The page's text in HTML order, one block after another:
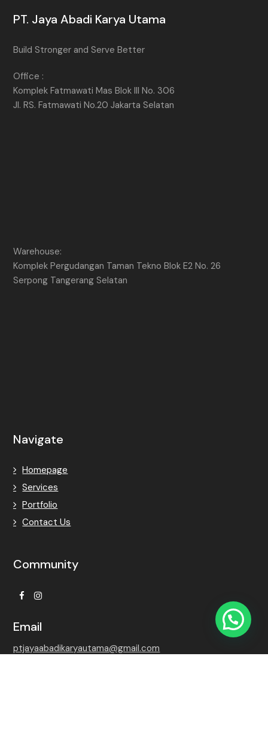
PT. Jaya Abadi Karya Utama
Build Stronger and Serve Better
Office :
Komplek Fatmawati Mas Blok III No. 306
Jl. RS. Fatmawati No.20 Jakarta Selatan
Warehouse:
Komplek Pergudangan Taman Tekno Blok E2 No. 26
Serpong Tangerang Selatan
Navigate
Homepage
Services
Portfolio
Contact Us
Community
FacebookInstagram
Email
ptjayaabadikaryautama@gmail.com